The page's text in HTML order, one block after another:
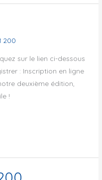
200
sur le lien ci-dessous
: Inscription en ligne
deuxième édition,
!